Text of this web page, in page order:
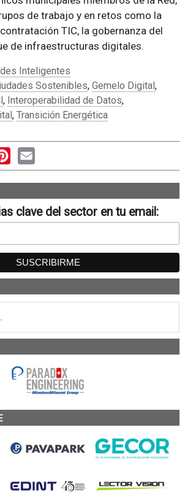
de trabajo y en retos como la
TIC, la gobernanza del
de infraestructuras digitales.
Inteligentes
Sostenibles, Gemelo Digital,
, Interoperabilidad de Datos,
, Transición Energética
PinterestEmail
clave del sector en tu email: